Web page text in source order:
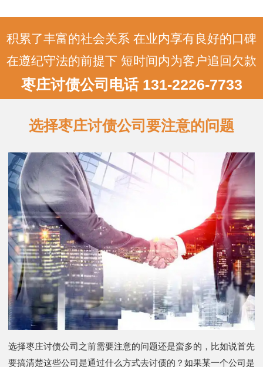
主要费用，通常是按照追讨金额的固定比
例来计算…
积累了丰富的社会关系 在业内享有良好的口碑
在遵纪守法的前提下 短时间内为客户追回欠款
枣庄讨债公司电话 131-2226-7733
选择枣庄讨债公司要注意的问题
选择枣庄讨债公司之前需要注意的问题还是蛮多的，比如说首先
要搞清楚这些公司是通过什么方式去讨债的？如果某一个公司是